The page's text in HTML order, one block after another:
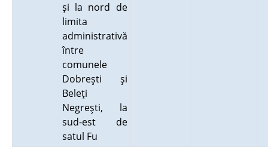
şi la nord de
limita
administrativă
între
comunele
Dobreşti şi
Beleţi
Negreşti, la
sud-est de
satul Fu